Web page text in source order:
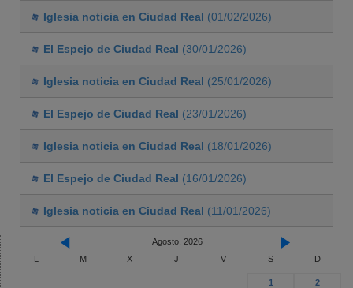
Iglesia noticia en Ciudad Real (01/02/2026)
El Espejo de Ciudad Real (30/01/2026)
Iglesia noticia en Ciudad Real (25/01/2026)
El Espejo de Ciudad Real (23/01/2026)
Iglesia noticia en Ciudad Real (18/01/2026)
El Espejo de Ciudad Real (16/01/2026)
Iglesia noticia en Ciudad Real (11/01/2026)
Agosto, 2026
L
M X J V S D
1
2